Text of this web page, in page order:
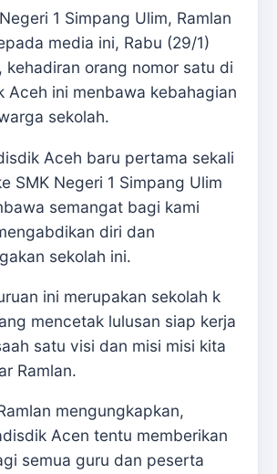
1 Simpang Ulim, Ramlan
media ini, Rabu (29/1)
kehadiran orang nomor satu di
Aceh ini menbawa kebahagian
sekolah.
Aceh baru pertama sekali
SMK Negeri 1 Simpang Ulim
semangat bagi kami
diri dan
sekolah ini.
ini merupakan sekolah k
mencetak lulusan siap kerja
satu visi dan misi misi kita
Ramlan.
mengungkapkan,
Acen tentu memberikan
semua guru dan peserta